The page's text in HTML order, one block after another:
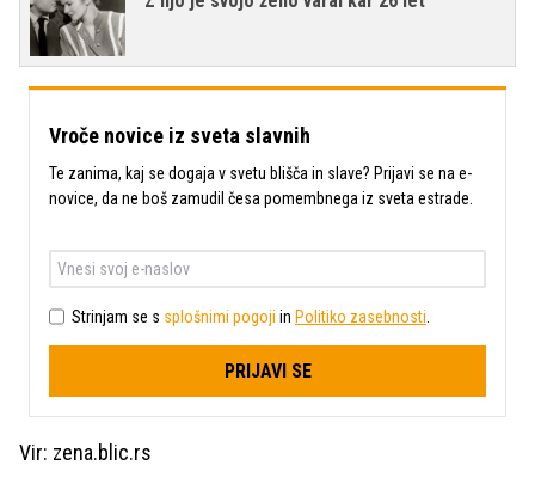
Vroče novice iz sveta slavnih
Te zanima, kaj se dogaja v svetu blišča in slave? Prijavi se na e-
novice, da ne boš zamudil česa pomembnega iz sveta estrade.
Strinjam se s splošnimi pogoji in Politiko zasebnosti
PRIJAVI SE
Vir: zena.blic.rs